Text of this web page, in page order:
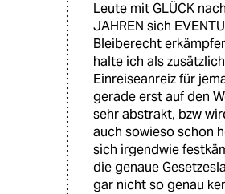
Leute mit GLÜCK
JAHREN sich
Bleiberecht
halte ich als
Einreiseanreiz für
gerade erst auf den
sehr abstrakt, bzw
auch sowieso schon
sich irgendwie
die genaue
gar nicht so genau